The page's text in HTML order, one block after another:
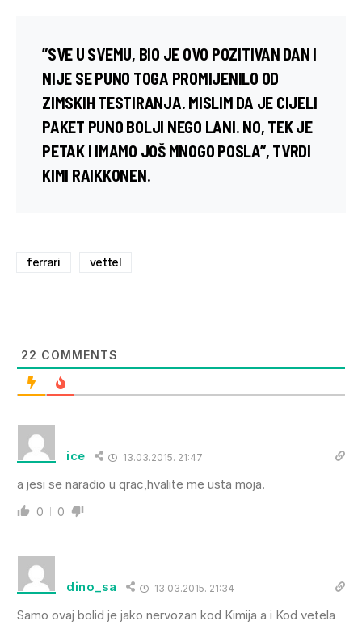
”SVE U SVEMU, BIO JE OVO POZITIVAN DAN I
NIJE SE PUNO TOGA PROMIJENILO OD
ZIMSKIH TESTIRANJA. MISLIM DA JE CIJELI
PAKET PUNO BOLJI NEGO LANI. NO, TEK JE
PETAK I IMAMO JOŠ MNOGO POSLA”, TVRDI
KIMI RAIKKONEN.
ferrari vettel
22 COMMENTS
ice 13.03.2015. 21:47
a jesi se naradio u qrac,hvalite me usta moja.
0 0
dino_sa 13.03.2015. 21:34
Samo ovaj bolid je jako nervozan kod Kimija a i Kod vetela